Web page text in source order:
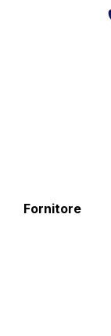
Fornitore